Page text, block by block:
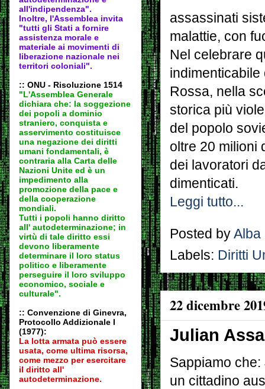
assassinati
malattie, con
Nel celebrare
indimenticabile
Rossa, nella
storica più
del popolo
oltre 20 milioni
dei lavoratori
dimenticati.
Leggi tutto...
Posted by Alba
Labels: Diritti
22 dicembre
Julian
Sappiamo
un cittadino
all'indipendenza".
Inoltre, l'Assemblea invita
"tutti gli Stati a fornire
assistenza morale e
materiale ai movimenti di
liberazione nazionale nei
territori coloniali".
:: ONU - Risoluzione 1514
"L'Assemblea Generale
dichiara che: la soggezione
dei popoli a dominio
straniero, conquista e
asservimento costituisce
una negazione dei diritti
umani fondamentali, è
contraria alla Carta delle
Nazioni Unite ed è un
impedimento alla
promozione della pace e
della cooperazione
mondiali.
Tutti i popoli hanno diritto
all' autodeterminazione; in
virtù di tale diritto essi
devono liberamente
determinare il loro status
politico e liberamente
perseguire il loro sviluppo
economico, sociale e
culturale".
:: Convenzione di Ginevra,
Protocollo Addizionale I
(1977):
La lotta armata può essere
usata, come ultima risorsa,
come mezzo per esercitare
il diritto all'
autodeterminazione.